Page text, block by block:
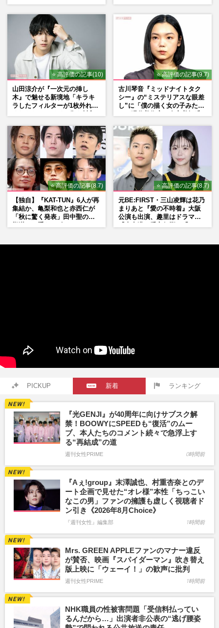
⭐ 高評価の記事(10)
山田涼介が『一次元の挿し
木』で魅せる新境地「キラキ
ラしたフィルターが1枚外れて
⭐ 高評価の記事(9.7)
古川琴音『ミッドナイトタク
シー』の“ミステリアスな眼差
し”に「僕の描く女の子みた
⭐ 高評価の記事(8.7)
【独自】『KAT-TUN』6人が再
集結か、亀梨和也と赤西仁が
「秋に驚く発表」田中聖の刑
⭐ 高評価の記事(8.7)
元BE:FIRST・三山凌輝は花乃
まりあと『愛の不時着』大阪
公演も出演、趣里はドラマ
PICKUP 新着 ランキング
『光GENJI』が40周年に向けサブスク解
禁！BOOWYにSPEEDも“復活”のムー
ブ、本人たちのコメント続々で急浮上す
る“再結成”の道
週刊女性PRIME 0時間前
『Aぇ!group』末澤誠也、村重杏奈とのデ
ート企画で見せた“オレ様”本性「ちっこい
なこの男」ファンの擁護も虚しく視聴者ド
ン引き《2026年8月Choice》
『週刊女性』編集部 1時間前
Mrs. GREEN APPLEファンのマナー違反
が賛否、映画『スパイダーマン』吹き替え
版上映に「ウェーイ！」の歓声に批判
週刊女性PRIME 1時間前
NHK職員の性被害問題「受信料払ってい
るんだから…」出演者非公表の“逃げ腰姿